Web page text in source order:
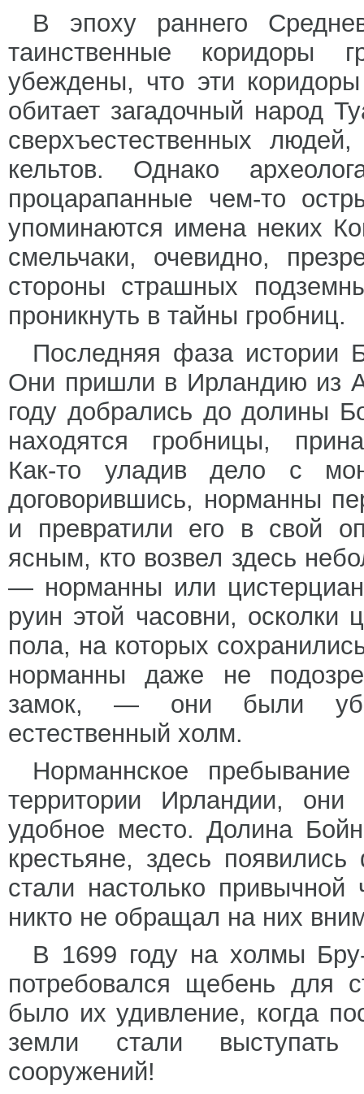
В эпоху раннего
таинственные коридоры
убеждены, что эти
обитает загадочный народ
сверхъестественных
кельтов. Однако
процарапанные чем-то
упоминаются имена неких
смельчаки, очевидно,
стороны страшных
проникнуть в тайны гробниц.
Последняя фаза истории
Они пришли в Ирландию из
году добрались до долины
находятся гробницы,
Как-то уладив дело с
договорившись, норманны
и превратили его в свой
ясным, кто возвел здесь
— норманны или
руин этой часовни, осколки
пола, на которых
норманны даже не
замок, — они были
естественный холм.
Норманнское
территории Ирландии,
удобное место. Долина
крестьяне, здесь
стали настолько
никто не обращал на них
В 1699 году на холмы
потребовался щебень для
было их удивление, когда
земли стали
сооружений!